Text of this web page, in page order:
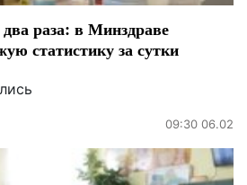
раза: в Минздраве
статистику за сутки
09:30 06.02